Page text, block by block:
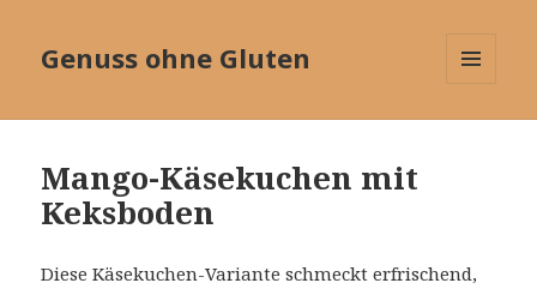
Genuss ohne Gluten
Mango-Käsekuchen mit
Keksboden
Diese Käsekuchen-Variante schmeckt erfrischend,